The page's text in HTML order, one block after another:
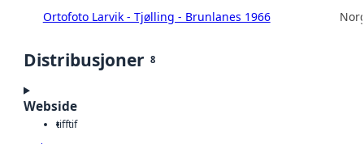
Ortofoto Larvik - Tjølling - Brunlanes 1966
Distribusjoner 8
Webside
tifftif